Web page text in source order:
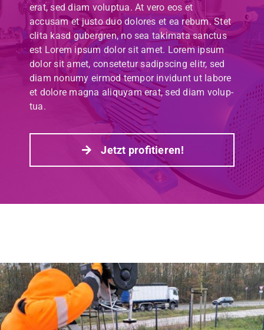
erat, sed diam volup­tua. At vero eos et
accusam et jus­to duo dolores et ea rebum. Stet
cli­ta kasd guber­gren, no sea taki­ma­ta sanc­tus
est Lorem ipsum dolor sit amet. Lorem ipsum
dolor sit amet, con­sete­tur sadip­sc­ing elitr, sed
diam non­umy eir­mod tem­por invidunt ut labore
et dolore magna aliquyam erat, sed diam volup­
tua.
Jet­zt prof­i­tieren!